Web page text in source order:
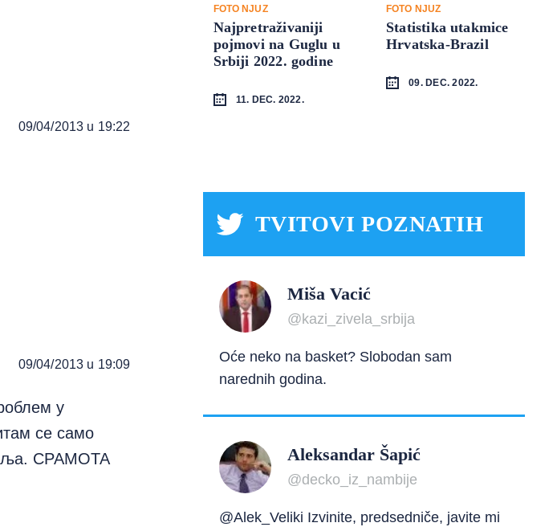
09/04/2013 u 19:22
09/04/2013 u 19:09
у
се само
СРАМОТА
FOTO NJUZ
Najpretraživaniji
pojmovi na Guglu u
Srbiji 2022. godine
11. DEC. 2022.
FOTO NJUZ
Statistika utakmice
Hrvatska-Brazil
09. DEC. 2022.
TVITOVI POZNATIH
Miša Vacić
@kazi_zivela_srbija
Oće neko na basket? Slobodan sam
narednih godina.
Aleksandar Šapić
@decko_iz_nambije
@Alek_Veliki Izvinite, predsedniče, javite mi